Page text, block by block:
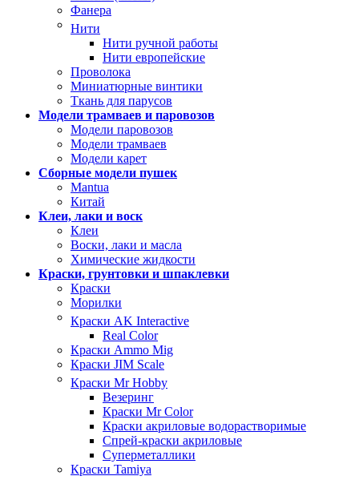
Фанера
Нити
Нити ручной работы
Нити европейские
Проволока
Миниатюрные винтики
Ткань для парусов
Модели трамваев и паровозов
Модели паровозов
Модели трамваев
Модели карет
Сборные модели пушек
Mantua
Китай
Клеи, лаки и воск
Клеи
Воски, лаки и масла
Химические жидкости
Краски, грунтовки и шпаклевки
Краски
Морилки
Краски AK Interactive
Real Color
Краски Ammo Mig
Краски JIM Scale
Краски Mr Hobby
Везеринг
Краски Mr Color
Краски акриловые водорастворимые
Спрей-краски акриловые
Суперметаллики
Краски Tamiya